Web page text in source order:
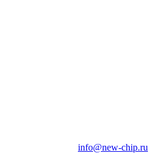
info@new-chip.ru